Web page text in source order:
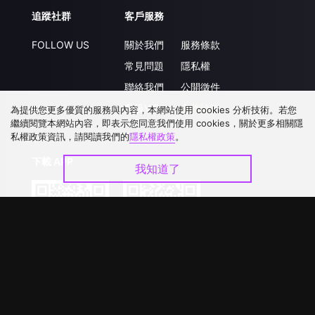
追蹤社群
FOLLOW US
客戶服務
關於我們
常見問題
聯絡我們
升級VIP
服務條款
隱私權
公開徵件
合作洽談
為提供您更多優質的服務與內容，本網站使用 cookies 分析技術。若您
繼續閱覽本網站內容，即表示您同意我們使用 cookies，關於更多相關隱
私權政策資訊，請閱讀我們的隱私權政策。
我知道了